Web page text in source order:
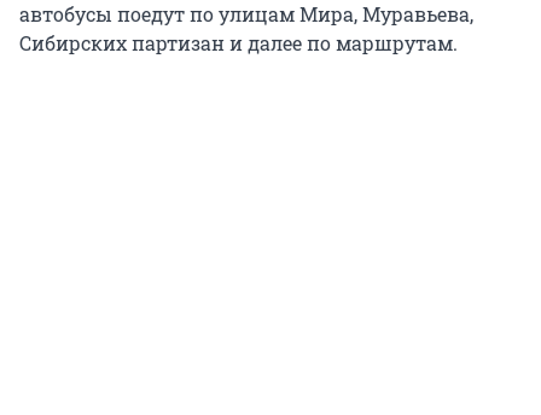
автобусы поедут по улицам Мира, Муравьева,
Сибирских партизан и далее по маршрутам.